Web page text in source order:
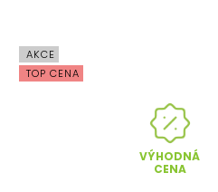
AKCE
TOP CENA
VÝHODNÁ
CENA